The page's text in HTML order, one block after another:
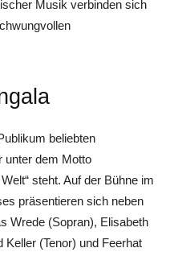
Musik verbinden sich
beliebten
unter dem Motto
steht. Auf der Bühne im
präsentieren sich neben
Wrede (Sopran), Elisabeth
(Tenor) und Feerhat